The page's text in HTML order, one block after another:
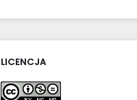
LICENCJA